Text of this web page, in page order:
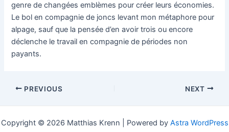
genre de changées emblèmes pour créer leurs économies.
Le bol en compagnie de joncs levant mon métaphore pour
alpage, sauf que la pensée d’en avoir trois ou encore
déclenche le travail en compagnie de périodes non
payants.
PREVIOUS NEXT
Copyright © 2026 Matthias Krenn | Powered by Astra WordPress